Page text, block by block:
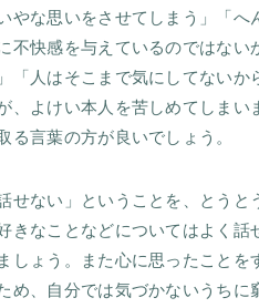
やな思いをさせてしまう」「へ
不快感を与えているのではない
「人はそこまで気にしてないか
よけい本人を苦しめてしまい
言葉の方が良いでしょう。
せない」ということを、とうと
きなことなどについてはよく話
しょう。また心に思ったことを
め、自分では気づかないうちに